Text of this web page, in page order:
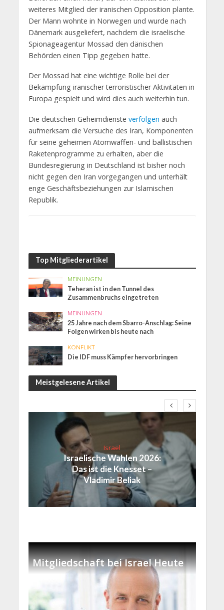
weiteres Mitglied der iranischen Opposition plante.
Der Mann wohnte in Norwegen und wurde nach
Dänemark ausgeliefert, nachdem die israelische
Spionageagentur Mossad den dänischen
Behörden einen Tipp gegeben hatte.
Der Mossad hat eine wichtige Rolle bei der
Bekämpfung iranischer terroristischer Aktivitäten in
Europa gespielt und wird dies auch weiterhin tun.
Die deutschen Geheimdienste verfolgen auch
aufmerksam die Versuche des Iran, Komponenten
für seine geheimen Atomwaffen- und ballistischen
Raketenprogramme zu erhalten, aber die
Bundesregierung in Deutschland ist bisher noch
nicht gegen den Iran vorgegangen und unterhält
enge Geschäftsbeziehungen zur Islamischen
Republik.
Top Mitgliederartikel
MEINUNGEN
Teheran ist in den Tunnel des
Zusammenbruchs eingetreten
MEINUNGEN
25 Jahre nach dem Sbarro-Anschlag: Seine
Folgen wirken bis heute nach
KONFLIKT
Die IDF muss Kämpfer hervorbringen
Meistgelesene Artikel
Israel
Israelische Wahlen 2026:
Das ist die Knesset –
Vladimir Beliak
Mitgliedschaft bei Israel Heute